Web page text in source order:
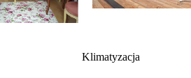
Klimatyzacja